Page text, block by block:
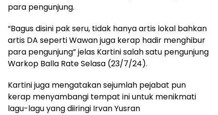
para pengunjung.
“Bagus disini pak seru, tidak hanya artis lokal bahkan
artis DA seperti Wawan juga kerap hadir menghibur
para pengunjung” jelas Kartini salah satu pengunjung
Warkop Balla Rate Selasa (23/7/24).
Kartini juga mengatakan sejumlah pejabat pun
kerap menyambangi tempat ini untuk menikmati
lagu-lagu yang diiringi Irvan Yusran